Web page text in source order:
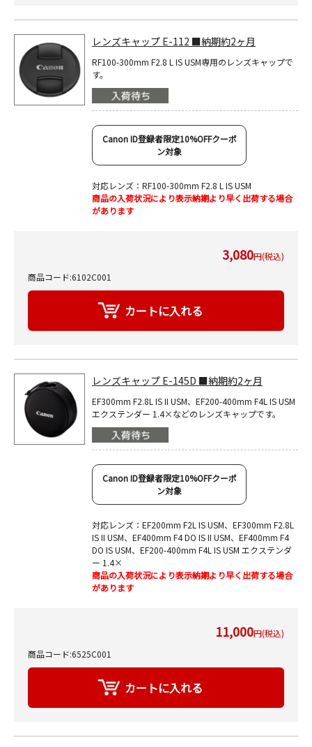
レンズキャップ E-112 ■納期約2ヶ月
RF100-300mm F2.8 L IS USM専用のレンズキャップで
す。
Canon ID登録者限定10%OFFクーポ
ン対象
対応レンズ：RF100-300mm F2.8 L IS USM
商品の入荷状況により表示納期より早く出荷する場合
があります
3,080円(税込)
商品コード:6102C001
レンズキャップ E-145D ■納期約2ヶ月
EF300mm F2.8L IS II USM、EF200-400mm F4L IS USM
エクステンダー 1.4×などのレンズキャップです。
Canon ID登録者限定10%OFFクーポ
ン対象
対応レンズ：EF200mm F2L IS USM、EF300mm F2.8L
IS II USM、EF400mm F4 DO IS II USM、EF400mm F4
DO IS USM、EF200-400mm F4L IS USM エクステンダ
ー 1.4×
商品の入荷状況により表示納期より早く出荷する場合
があります
11,000円(税込)
商品コード:6525C001